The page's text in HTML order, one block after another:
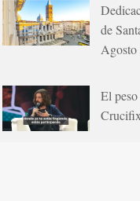
de
Agosto
El